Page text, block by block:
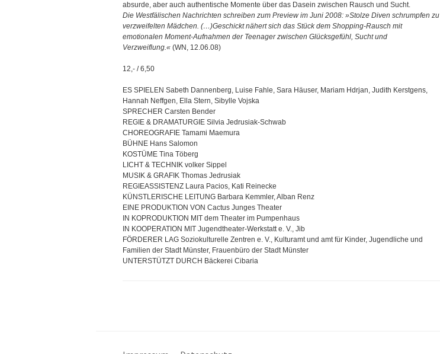
absurde, aber auch authentische Momente über das Dasein zwischen Rausch und Sucht.
Die Westfälischen Nachrichten schreiben zum Preview im Juni 2008: »Stolze Diven schrumpfen zu
verzweifelten Mädchen. (…)Geschickt nähert sich das Stück dem Shopping-Rausch mit
emotionalen Moment-Aufnahmen der Teenager zwischen Glücksgefühl, Sucht und
Verzweiflung.« (WN, 12.06.08)
12,- / 6,50
ES SPIELEN Sabeth Dannenberg, Luise Fahle, Sara Häuser, Mariam Hdrjan, Judith Kerstgens,
Hannah Neffgen, Ella Stern, Sibylle Vojska
SPRECHER Carsten Bender
REGIE & DRAMATURGIE Silvia Jedrusiak-Schwab
CHOREOGRAFIE Tamami Maemura
BÜHNE Hans Salomon
KOSTÜME Tina Töberg
LICHT & TECHNIK volker Sippel
MUSIK & GRAFIK Thomas Jedrusiak
REGIEASSISTENZ Laura Pacios, Kati Reinecke
KÜNSTLERISCHE LEITUNG Barbara Kemmler, Alban Renz
EINE PRODUKTION VON Cactus Junges Theater
IN KOPRODUKTION MIT dem Theater im Pumpenhaus
IN KOOPERATION MIT Jugendtheater-Werkstatt e. V., Jib
FÖRDERER LAG Soziokulturelle Zentren e. V., Kulturamt und amt für Kinder, Jugendliche und
Familien der Stadt Münster, Frauenbüro der Stadt Münster
UNTERSTÜTZT DURCH Bäckerei Cibaria